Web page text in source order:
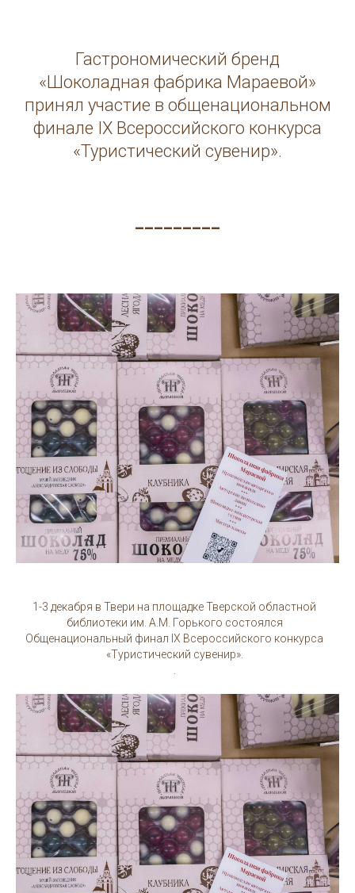
Гастрономический бренд
«Шоколадная фабрика Мараевой»
принял участие в общенациональном
финале IX Всероссийского конкурса
«Туристический сувенир».
_________
1-3 декабря в Твери на площадке Тверской областной
библиотеки им. А.М. Горького состоялся
Общенациональный финал IX Всероссийского конкурса
«Туристический сувенир».